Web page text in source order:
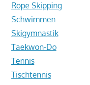
Rope Skipping
Schwimmen
Skigymnastik
Taekwon-Do
Tennis
Tischtennis